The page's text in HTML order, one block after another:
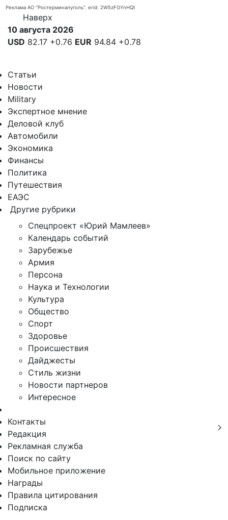
Реклама АО "Ростерминалуголь". erid: 2W5zFGYnHQt
Наверх
10 августа 2026
USD 82.17 +0.76 EUR 94.84 +0.78
Статьи
Новости
Military
Экспертное мнение
Деловой клуб
Автомобили
Экономика
Финансы
Политика
Путешествия
ЕАЭС
Другие рубрики
Спецпроект «Юрий Мамлеев»
Календарь событий
Зарубежье
Армия
Персона
Наука и Технологии
Культура
Общество
Спорт
Здоровье
Происшествия
Дайджесты
Стиль жизни
Новости партнеров
Интересное
Контакты
Редакция
Рекламная служба
Поиск по сайту
Мобильное приложение
Награды
Правила цитирования
Подписка